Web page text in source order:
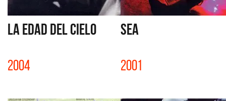
LA EDAD DEL CIELO
2004
SEA
2001